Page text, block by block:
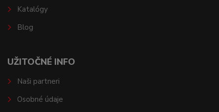
Katalógy
Blog
UŽITOČNÉ INFO
Naši partneri
Osobné údaje